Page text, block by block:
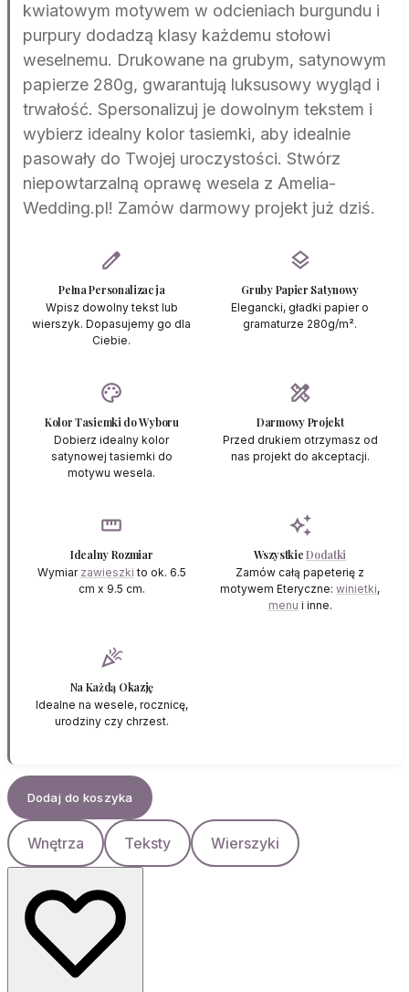
kwiatowym motywem w odcieniach burgundu i
purpury dodadzą klasy każdemu stołowi
weselnemu. Drukowane na grubym, satynowym
papierze 280g, gwarantują luksusowy wygląd i
trwałość. Spersonalizuj je dowolnym tekstem i
wybierz idealny kolor tasiemki, aby idealnie
pasowały do Twojej uroczystości. Stwórz
niepowtarzalną oprawę wesela z Amelia-
Wedding.pl! Zamów darmowy projekt już dziś.
edit
Pełna Personalizacja
Wpisz dowolny tekst lub
wierszyk. Dopasujemy go dla
Ciebie.
layers
Gruby Papier Satynowy
Elegancki, gładki papier o
gramaturze 280g/m².
palette
Kolor Tasiemki do Wyboru
Dobierz idealny kolor
satynowej tasiemki do
motywu wesela.
design_services
Darmowy Projekt
Przed drukiem otrzymasz od
nas projekt do akceptacji.
straighten
Idealny Rozmiar
Wymiar zawieszki to ok. 6.5
cm x 9.5 cm.
auto_awesome
WszystkieDodatki
Zamów całą papeterię z
motywem Eteryczne:winietki,
menu i inne.
celebration
Na Każdą Okazję
Idealne na wesele, rocznicę,
urodziny czy chrzest.
Dodaj do koszyka
Wnętrza Teksty Wierszyki